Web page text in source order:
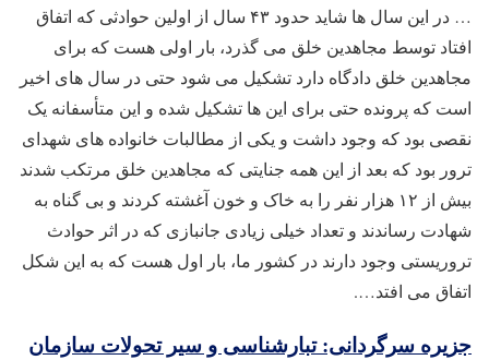
… در این سال ‌ها شاید حدود ۴۳ سال از اولین حوادثی که اتفاق
افتاد توسط مجاهدین خلق می ‌گذرد، بار اولی هست که برای
مجاهدین خلق دادگاه دارد تشکیل می ‌شود حتی در سال ‌های اخیر
است که پرونده حتی برای این‌ ها تشکیل شده و این متأسفانه یک
نقصی بود که وجود داشت و یکی از مطالبات خانواده‌ های شهدای
ترور بود که بعد از این همه جنایتی که مجاهدین خلق مرتکب شدند
بیش از ۱۲ هزار نفر را به خاک و خون آغشته کردند و بی گناه به
شهادت رساندند و تعداد خیلی زیادی جانبازی که در اثر حوادث
تروریستی وجود دارند در کشور ما، بار اول هست که به این شکل
اتفاق می ‌افتد….
جزیره سرگردانی: تبارشناسی و سیر تحولات سازمان